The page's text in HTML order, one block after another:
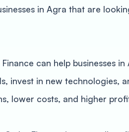
in Agra that are
can help businesses
invest in new
lower costs, and higher